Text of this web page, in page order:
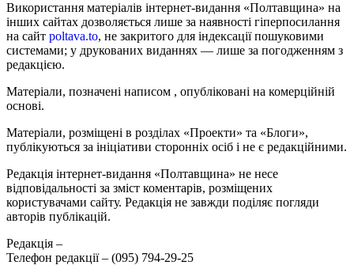
Використання матеріалів інтернет-видання «Полтавщина» на
інших сайтах дозволяється лише за наявності гіперпосилання
на сайт poltava.to, не закритого для індексації пошуковими
системами; у друкованих виданнях — лише за погодженням з
редакцією.
Матеріали, позначені написом , опубліковані на комерційній
основі.
Матеріали, розміщені в розділах «Проекти» та «Блоги»,
публікуються за ініціативи сторонніх осіб і не є редакційними.
Редакція інтернет-видання «Полтавщина» не несе
відповідальності за зміст коментарів, розміщених
користувачами сайту. Редакція не завжди поділяє погляди
авторів публікацій.
Редакція –
Телефон редакції – (095) 794-29-25